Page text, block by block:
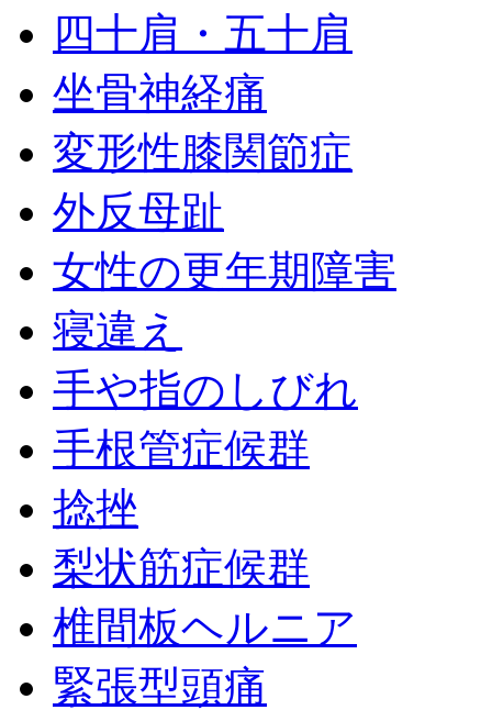
四十肩・五十肩
坐骨神経痛
変形性膝関節症
外反母趾
女性の更年期障害
寝違え
手や指のしびれ
手根管症候群
捻挫
梨状筋症候群
椎間板ヘルニア
緊張型頭痛